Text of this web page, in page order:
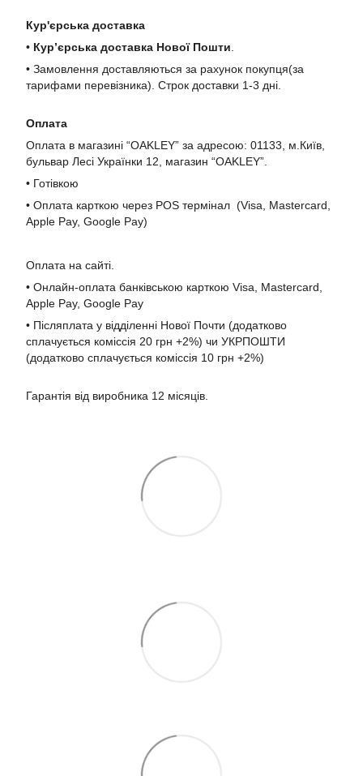
Кур'єрська доставка
• Кур’єрська доставка Нової Пошти
• Замовлення доставляються за рахунок покупця(за
тарифами перевізника). Строк доставки 1-3 дні.
Оплата
Оплата в магазині “OAKLEY” за адресою: 01133, м.Київ,
бульвар Лесі Українки 12, магазин “OAKLEY”.
• Готівкою
• Оплата карткою через POS термінал (Visa, Mastercard,
Apple Pay, Google Pay)
Оплата на сайті.
• Онлайн-оплата банківською карткою Visa, Mastercard,
Apple Pay, Google Pay
• Післяплата у відділенні Нової Почти (додатково
сплачується коміссія 20 грн +2%) чи УКРПОШТИ
(додатково сплачується коміссія 10 грн +2%)
Гарантія від виробника 12 місяців.